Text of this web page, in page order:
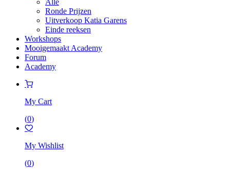
Ronde Prijzen
Uitverkoop Katia Garens
Einde reeksen
Workshops
Mooigemaakt Academy
Forum
Academy
My Cart
(0)
My Wishlist
(0)